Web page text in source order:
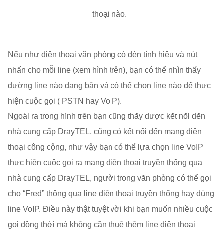
thoại nào.
Nếu như điện thoại văn phòng có đèn tính hiệu và nút
nhấn cho mỗi line (xem hình trên), bạn có thể nhìn thấy
đường line nào đang bận và có thể chọn line nào để thực
hiện cuộc gọi ( PSTN hay VoIP).
Ngoài ra trong hình trên bạn cũng thấy được kết nối đến
nhà cung cấp DrayTEL, cũng có kết nối đến mạng điện
thoại công cộng, như vậy bạn có thể lựa chọn line VoIP
thực hiện cuộc gọi ra mạng điện thoại truyền thống qua
nhà cung cấp DrayTEL, người trong văn phòng có thể gọi
cho “Fred” thông qua line điện thoại truyền thống hay dùng
line VoIP. Điều này thật tuyệt vời khi bạn muốn nhiều cuộc
gọi đồng thời mà không cần thuê thêm line điện thoại